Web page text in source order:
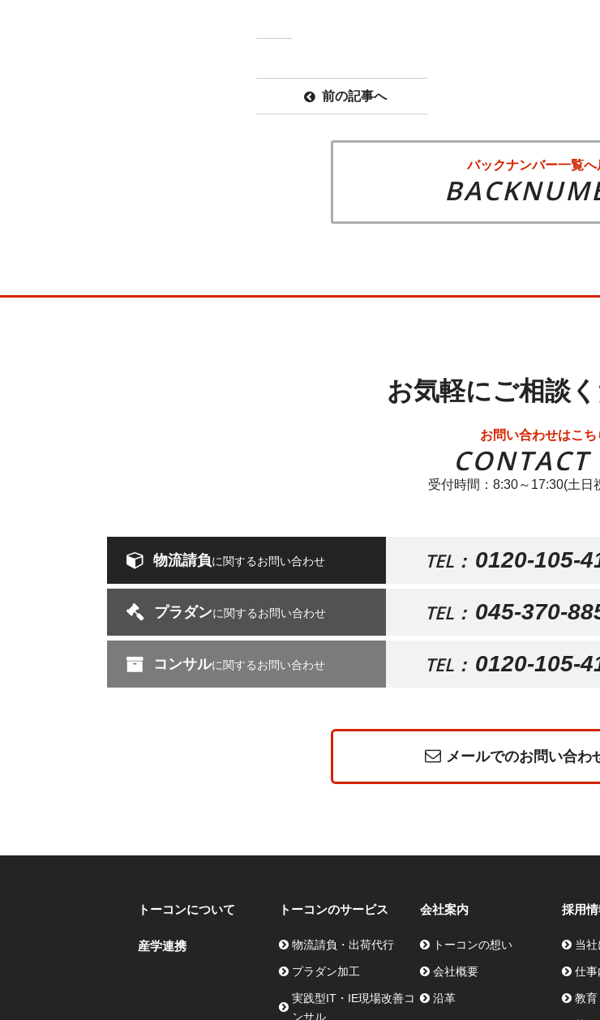
前の記事へ
バックナンバー一覧へ
お気軽にご相談く
お問い合わせはこち
CONTACT
受付時間：8:30～17:30(土日
物流請負に関するお問い合わせ TEL： 0120-105-
プラダンに関するお問い合わせ TEL： 045-370-
コンサルに関するお問い合わせ TEL： 0120-105-
メールでのお問い合わ
トーコンについて
産学連携
トーコンのサービス
物流請負・出荷代行
プラダン加工
実践型IT・IE現場改善コ
ンサル
会社案内
トーコンの想い
会社概要
沿革
採用
当
仕事
教育